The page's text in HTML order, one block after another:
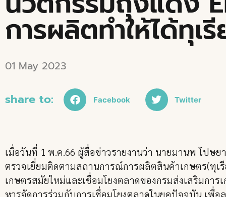
การผลิตทำให้ได้ทุ
01 May 2023
share to: Facebook Twitter
เมื่อวันที่ 1 พ.ค.66 ผู้สื่อข่าวรายงานว่า นายมานพ โปษ
ตรวจเยี่ยมติดตามสถานการณ์การผลิตสินค้าเกษตร(ทุเ
เกษตรสมัยใหม่และเชื่อมโยงตลาดของกรมส่งเสริมกา
หารจัดการร่วมกับการเชื่อมโยงตลาดในยุคปัจจุบัน เพื่